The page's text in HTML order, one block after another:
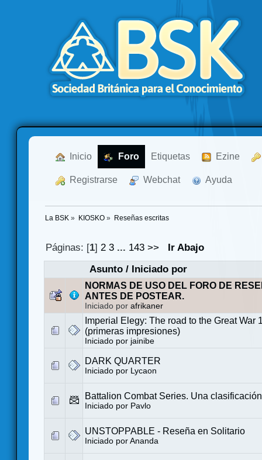
Inicio Foro Etiquetas Ezine
Registrarse Webchat Ayuda
La BSK » KIOSKO» Reseñas escritas
Páginas: [1]2 3 ... 143 >>
Ir Abajo
Asunto/ Iniciado por
NORMAS DE USO DEL FORO DE
ANTES DE POSTEAR.
Iniciado por afrikaner
Imperial Elegy: The road to the Great War
(primeras impresiones)
Iniciado por jainibe
DARK QUARTER
Iniciado por Lycaon
Battalion Combat Series. Una
Iniciado por Pavlo
UNSTOPPABLE - Reseña en Solitario
Iniciado por Ananda